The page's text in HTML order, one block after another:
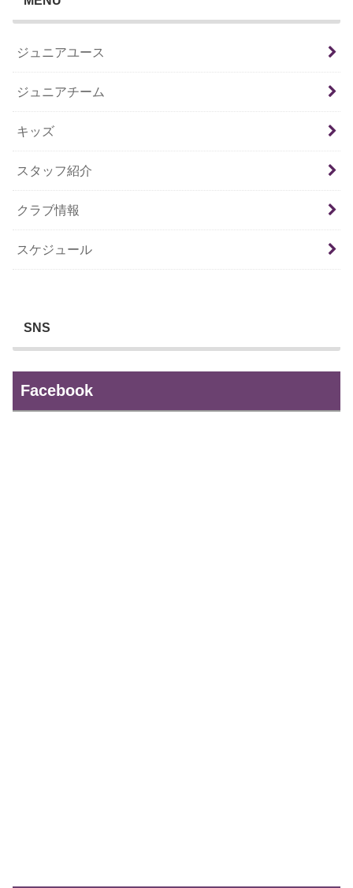
ジュニアユース
ジュニアチーム
キッズ
スタッフ紹介
クラブ情報
スケジュール
SNS
Facebook